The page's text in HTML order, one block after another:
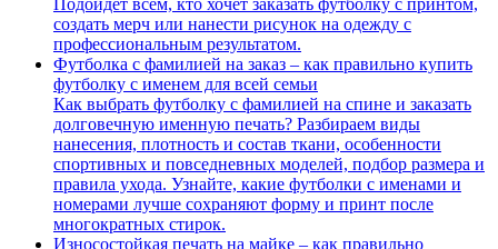
Подойдет всем, кто хочет заказать футболку с принтом,
создать мерч или нанести рисунок на одежду с
профессиональным результатом.
Футболка с фамилией на заказ – как правильно купить
футболку с именем для всей семьи
Как выбрать футболку с фамилией на спине и заказать
долговечную именную печать? Разбираем виды
нанесения, плотность и состав ткани, особенности
спортивных и повседневных моделей, подбор размера и
правила ухода. Узнайте, какие футболки с именами и
номерами лучше сохраняют форму и принт после
многократных стирок.
Износостойкая печать на майке – как правильно